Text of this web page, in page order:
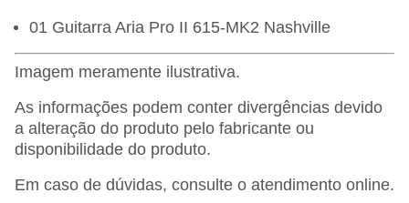
01 Guitarra Aria Pro II 615-MK2 Nashville
Imagem meramente ilustrativa.
As informações podem conter divergências devido
a alteração do produto pelo fabricante ou
disponibilidade do produto.
Em caso de dúvidas, consulte o atendimento online.